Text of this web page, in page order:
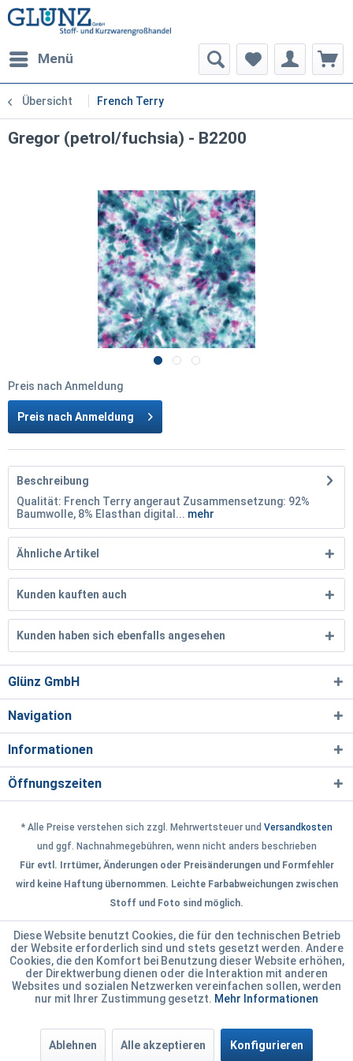
Menü
Übersicht French Terry
Gregor (petrol/fuchsia) - B2200
Preis nach Anmeldung
Preis nach Anmeldung
Beschreibung
Qualität: French Terry angeraut Zusammensetzung: 92%
Baumwolle, 8% Elasthan digital... mehr
Ähnliche Artikel
Kunden kauften auch
Kunden haben sich ebenfalls angesehen
Glünz GmbH
Navigation
Informationen
Öffnungszeiten
* Alle Preise verstehen sich zzgl. Mehrwertsteuer und Versandkosten
und ggf. Nachnahmegebühren, wenn nicht anders beschrieben
Für evtl. Irrtümer, Änderungen oder Preisänderungen und Formfehler
wird keine Haftung übernommen. Leichte Farbabweichungen zwischen
Stoff und Foto sind möglich.
Diese Website benutzt Cookies, die für den technischen Betrieb
der Website erforderlich sind und stets gesetzt werden. Andere
Cookies, die den Komfort bei Benutzung dieser Website erhöhen,
der Direktwerbung dienen oder die Interaktion mit anderen
Websites und sozialen Netzwerken vereinfachen sollen, werden
nur mit Ihrer Zustimmung gesetzt. Mehr Informationen
Ablehnen Alle akzeptieren Konfigurieren